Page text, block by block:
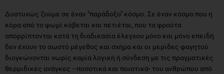
Δυστυχώς ζούμε σε έναν "παράδοξο" κόσμο. Σε έναν κόσμο που η
κόρα από το ψωμί κόβεται και πετιέται, που τα φρούτα
απορρίπτονται κατά τη διαδικασία έλεγχου μόνο και μόνο επειδή
δεν έχουν το σωστό μέγεθος και σχήμα και οι μερίδες φαγητού
διογκώνονται χωρίς καμία λογική ή σύνδεση με τις πραγματικές
θερμιδικές ανάγκες –ποσοτικά και ποιοτικά- του ανθρώπου από